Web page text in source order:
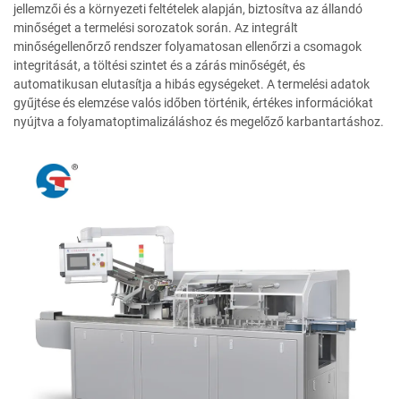
jellemzői és a környezeti feltételek alapján, biztosítva az állandó
minőséget a termelési sorozatok során. Az integrált
minőségellenőrző rendszer folyamatosan ellenőrzi a csomagok
integritását, a töltési szintet és a zárás minőségét, és
automatikusan elutasítja a hibás egységeket. A termelési adatok
gyűjtése és elemzése valós időben történik, értékes információkat
nyújtva a folyamatoptimalizáláshoz és megelőző karbantartáshoz.